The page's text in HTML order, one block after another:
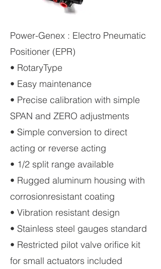
Power-Genex : Electro Pneumatic
Positioner (EPR)
• RotaryType
• Easy maintenance
• Precise calibration with simple
SPAN and ZERO adjustments
• Simple conversion to direct
acting or reverse acting
• 1/2 split range available
• Rugged aluminum housing with
corrosionresistant coating
• Vibration resistant design
• Stainless steel gauges standard
• Restricted pilot valve orifice kit
for small actuators included